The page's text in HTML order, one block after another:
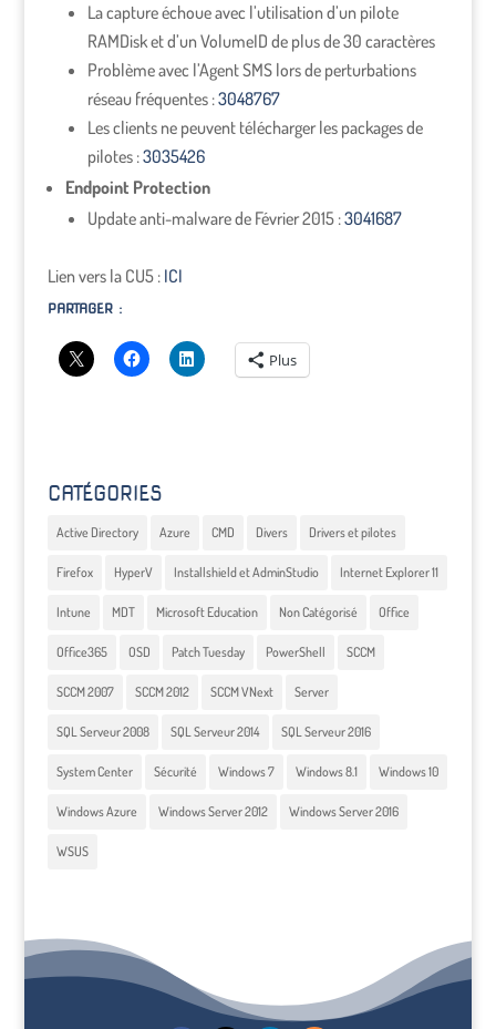
La capture échoue avec l’utilisation d’un pilote
RAMDisk et d’un VolumeID de plus de 30 caractères
Problème avec l’Agent SMS lors de perturbations
réseau fréquentes :3048767
Les clients ne peuvent télécharger les packages de
pilotes :3035426
Endpoint Protection
Update anti-malware de Février 2015 :3041687
Lien vers la CU5 : ICI
PARTAGER :
Plus
CATÉGORIES
Active Directory Azure CMD Divers Drivers et pilotes
Firefox HyperV Installshield et AdminStudio Internet Explorer 11
Intune MDT Microsoft Education Non Catégorisé Office
Office365 OSD Patch Tuesday PowerShell SCCM
SCCM 2007 SCCM 2012 SCCM VNext Server
SQL Serveur 2008 SQL Serveur 2014 SQL Serveur 2016
System Center Sécurité Windows 7 Windows 8.1 Windows 10
Windows Azure Windows Server 2012 Windows Server 2016
WSUS